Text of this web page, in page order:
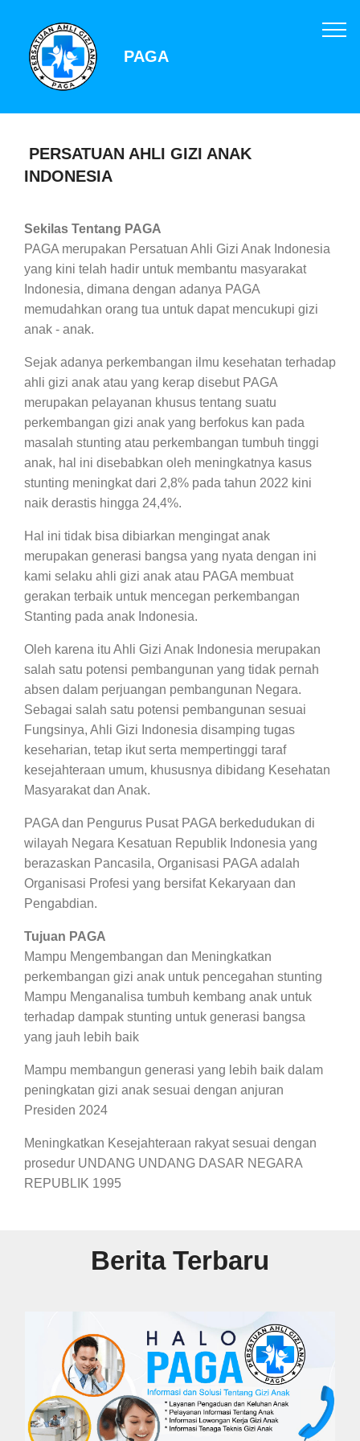
PAGA
PERSATUAN AHLI GIZI ANAK
INDONESIA
Sekilas Tentang PAGA
PAGA merupakan Persatuan Ahli Gizi Anak Indonesia
yang kini telah hadir untuk membantu masyarakat
Indonesia, dimana dengan adanya PAGA
memudahkan orang tua untuk dapat mencukupi gizi
anak - anak.
Sejak adanya perkembangan ilmu kesehatan terhadap
ahli gizi anak atau yang kerap disebut PAGA
merupakan pelayanan khusus tentang suatu
perkembangan gizi anak yang berfokus kan pada
masalah stunting atau perkembangan tumbuh tinggi
anak, hal ini disebabkan oleh meningkatnya kasus
stunting meningkat dari 2,8% pada tahun 2022 kini
naik derastis hingga 24,4%.
Hal ini tidak bisa dibiarkan mengingat anak
merupakan generasi bangsa yang nyata dengan ini
kami selaku ahli gizi anak atau PAGA membuat
gerakan terbaik untuk mencegan perkembangan
Stanting pada anak Indonesia.
Oleh karena itu Ahli Gizi Anak Indonesia merupakan
salah satu potensi pembangunan yang tidak pernah
absen dalam perjuangan pembangunan Negara.
Sebagai salah satu potensi pembangunan sesuai
Fungsinya, Ahli Gizi Indonesia disamping tugas
keseharian, tetap ikut serta mempertinggi taraf
kesejahteraan umum, khususnya dibidang Kesehatan
Masyarakat dan Anak.
PAGA dan Pengurus Pusat PAGA berkedudukan di
wilayah Negara Kesatuan Republik Indonesia yang
berazaskan Pancasila, Organisasi PAGA adalah
Organisasi Profesi yang bersifat Kekaryaan dan
Pengabdian.
Tujuan PAGA
Mampu Mengembangan dan Meningkatkan
perkembangan gizi anak untuk pencegahan stunting
Mampu Menganalisa tumbuh kembang anak untuk
terhadap dampak stunting untuk generasi bangsa
yang jauh lebih baik
Mampu membangun generasi yang lebih baik dalam
peningkatan gizi anak sesuai dengan anjuran
Presiden 2024
Meningkatkan Kesejahteraan rakyat sesuai dengan
prosedur UNDANG UNDANG DASAR NEGARA
REPUBLIK 1995
Berita Terbaru